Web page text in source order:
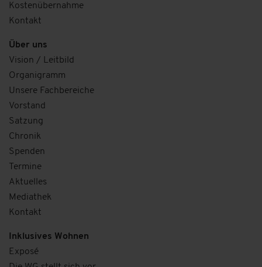
Kostenübernahme
Kontakt
Über uns
Vision / Leitbild
Organigramm
Unsere Fachbereiche
Vorstand
Satzung
Chronik
Spenden
Termine
Aktuelles
Mediathek
Kontakt
Inklusives Wohnen
Exposé